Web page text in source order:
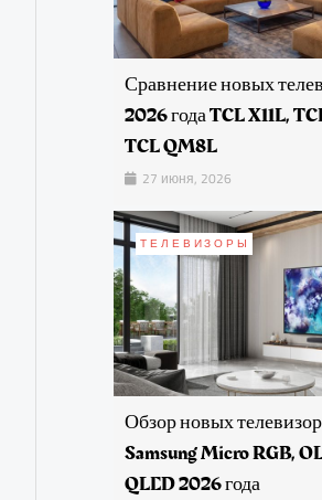
Сравнение новых
2026 года TCL X11L,
TCL QM8L
27 июня, 2026
ТЕЛЕВИЗОРЫ
Обзор новых
Samsung Micro RGB,
QLED 2026 года